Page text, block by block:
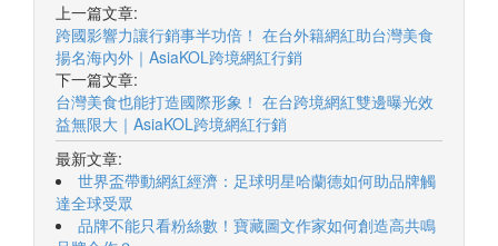
上一篇文章:
跨國影響力讓行銷事半功倍！ 在台外籍網紅助台灣美食
揚名海內外｜AsiaKOL跨境網紅行銷
下一篇文章:
台灣美食也能打造國際形象！ 在台跨境網紅雙邊曝光效
益無限大｜AsiaKOL跨境網紅行銷
最新文章:
世界盃帶動網紅經濟：足球明星哈蘭德如何助品牌觸
達全球受眾
品牌不能只看粉絲數！寶藏圖文作家如何創造高共鳴